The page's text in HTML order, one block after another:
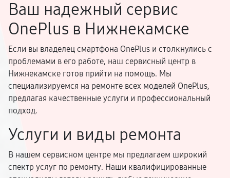
Ваш надежный сервис
OnePlus в Нижнекамске
Если вы владелец смартфона OnePlus и столкнулись с
проблемами в его работе, наш сервисный центр в
Нижнекамске готов прийти на помощь. Мы
специализируемся на ремонте всех моделей OnePlus,
предлагая качественные услуги и профессиональный
подход.
Услуги и виды ремонта
В нашем сервисном центре мы предлагаем широкий
спектр услуг по ремонту. Наши квалифицированные